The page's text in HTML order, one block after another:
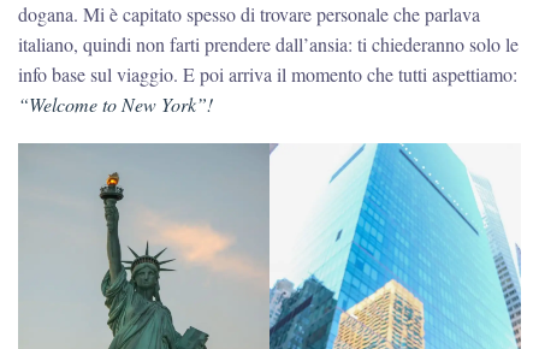
dogana. Mi è capitato spesso di trovare personale che parlava
italiano, quindi non farti prendere dall’ansia: ti chiederanno solo le
info base sul viaggio. E poi arriva il momento che tutti aspettiamo:
“Welcome to New York”!